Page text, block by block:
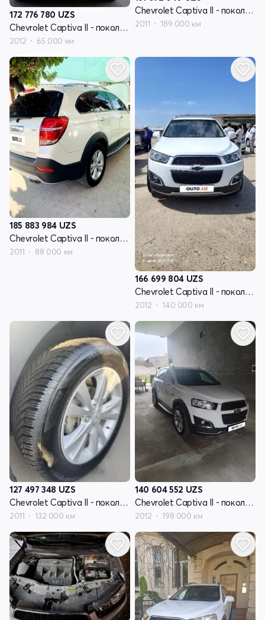
172 776 780 UZS
Chevrolet Captiva II - поколение
2012 65 000 км
Chevrolet Captiva II - поколение
2011 189 000 км
185 883 984 UZS
Chevrolet Captiva II - поколение
2011 88 000 км
166 699 804 UZS
Chevrolet Captiva II - поколение
2012 140 000 км
127 497 348 UZS
Chevrolet Captiva II - поколение
2011 132 000 км
140 604 552 UZS
Chevrolet Captiva II - поколение
2012 198 000 км